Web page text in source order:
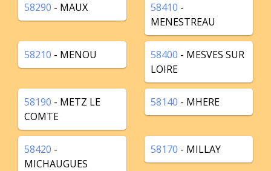
58290 - MAUX 58410 -
MENESTREAU
58210 - MENOU 58400 - MESVES SUR
LOIRE
58190 - METZ LE
COMTE
58140 - MHERE
58420 -
MICHAUGUES
58170 - MILLAY